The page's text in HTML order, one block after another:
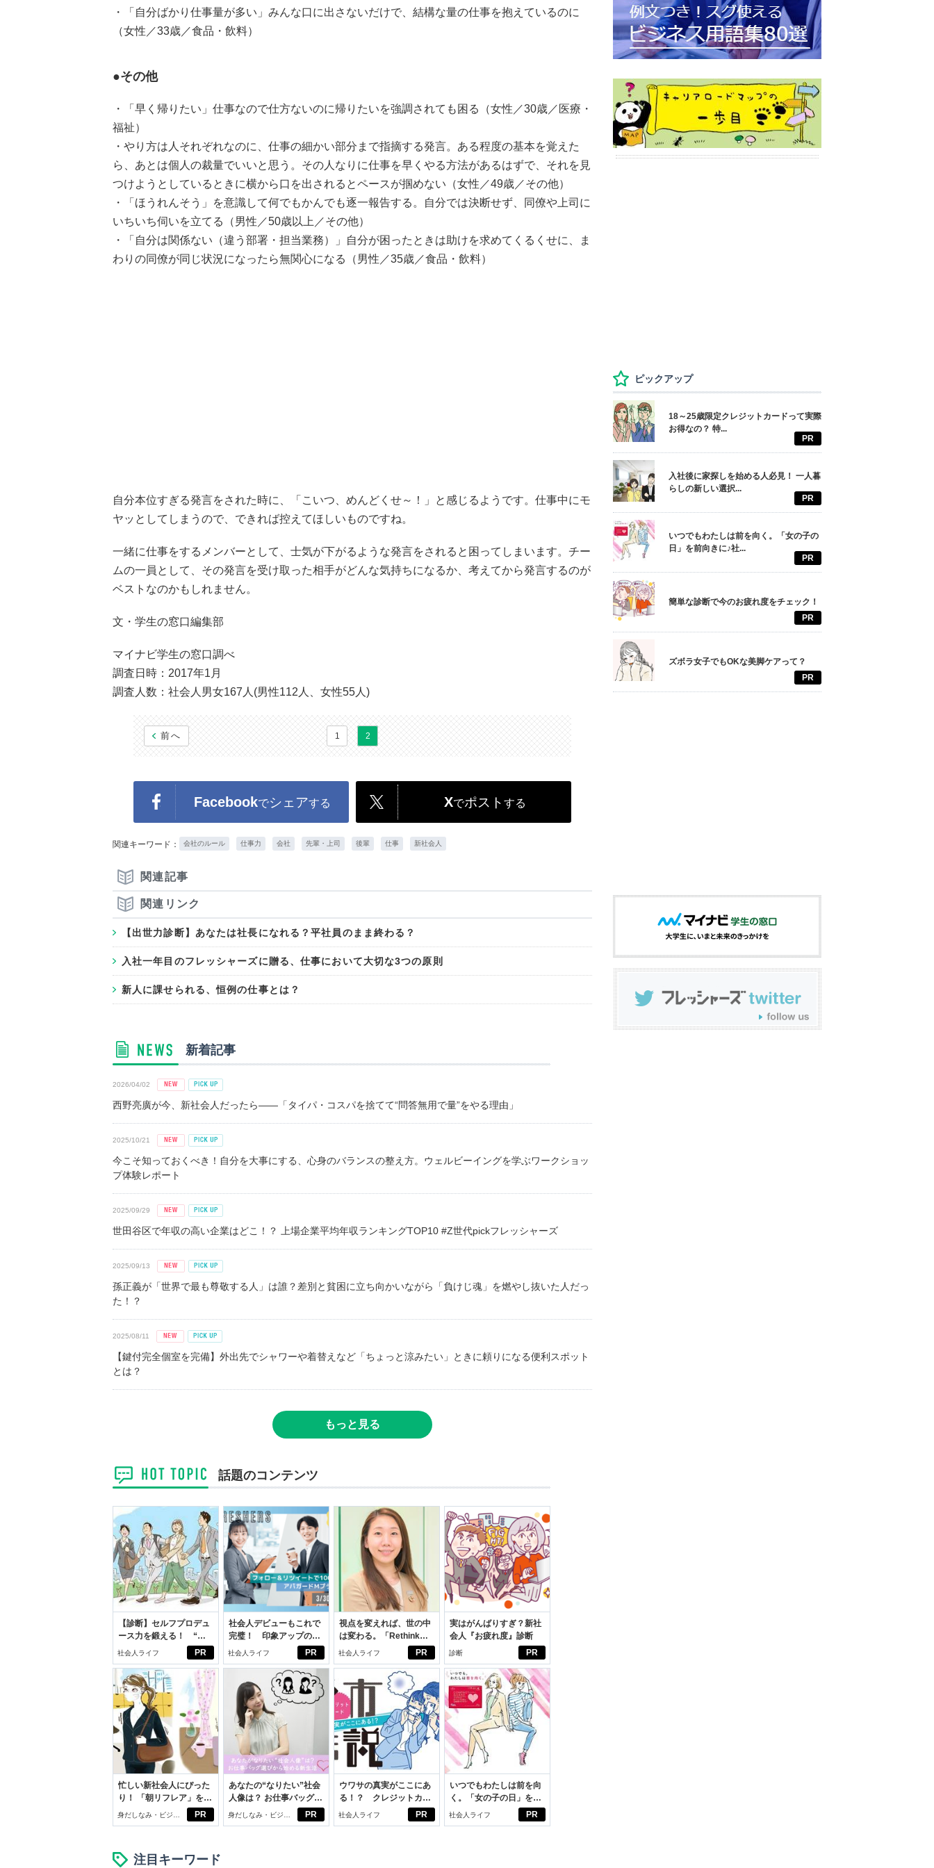
・「自分ばかり仕事量が多い」みんな口に出さないだけで、結構な量の仕事を抱えているのに
（女性／33歳／食品・飲料）
●その他
・「早く帰りたい」仕事なので仕方ないのに帰りたいを強調されても困る（女性／30歳／医療・
福祉）
・やり方は人それぞれなのに、仕事の細かい部分まで指摘する発言。ある程度の基本を覚えた
ら、あとは個人の裁量でいいと思う。その人なりに仕事を早くやる方法があるはずで、それを見
つけようとしているときに横から口を出されるとペースが掴めない（女性／49歳／その他）
・「ほうれんそう」を意識して何でもかんでも逐一報告する。自分では決断せず、同僚や上司に
いちいち伺いを立てる（男性／50歳以上／その他）
・「自分は関係ない（違う部署・担当業務）」自分が困ったときは助けを求めてくるくせに、ま
わりの同僚が同じ状況になったら無関心になる（男性／35歳／食品・飲料）
自分本位すぎる発言をされた時に、「こいつ、めんどくせ～！」と感じるようです。仕事中にモ
ヤッとしてしまうので、できれば控えてほしいものですね。
一緒に仕事をするメンバーとして、士気が下がるような発言をされると困ってしまいます。チー
ムの一員として、その発言を受け取った相手がどんな気持ちになるか、考えてから発言するのが
ベストなのかもしれません。
文・学生の窓口編集部
マイナビ学生の窓口調べ
調査日時：2017年1月
調査人数：社会人男女167人(男性112人、女性55人)
前へ 1 2
Facebookでシェアする Xでポスト する
関連キーワード： 会社のルール 仕事力 会社 先輩・上司 後輩 仕事 新社会人
関連記事
関連リンク
【出世力診断】あなたは社長になれる？平社員のまま終わる？
入社一年目のフレッシャーズに贈る、仕事において大切な3つの原則
新人に課せられる、恒例の仕事とは？
新着記事
2026/04/02
西野亮廣が今、新社会人だったら――「タイパ・コスパを捨てて“問答無用で量”をやる理由」
2025/10/21
今こそ知っておくべき！自分を大事にする、心身のバランスの整え方。ウェルビーイングを学ぶワークショッ
プ体験レポート
2025/09/29
世田谷区で年収の高い企業はどこ！？ 上場企業平均年収ランキングTOP10 #Z世代pickフレッシャーズ
2025/09/13
孫正義が「世界で最も尊敬する人」は誰？差別と貧困に立ち向かいながら「負けじ魂」を燃やし抜いた人だっ
た！？
2025/08/11
【鍵付完全個室を完備】外出先でシャワーや着替えなど「ちょっと涼みたい」ときに頼りになる便利スポット
とは？
もっと見る
話題のコンテンツ
PR
【診断】セルフプロデュ
ース力を鍛える！ “ジ
ブン観”診断
社会人ライフ PR
社会人デビューもこれで
完璧！ 印象アップのセ
ルフプロデュース術
社会人ライフ PR
視点を変えれば、世の中
は変わる。「Rethink
PROJECT」がつたえた
社会人ライフ PR
実はがんばりすぎ？新社
会人『お疲れ度』診断
診断
PR
忙しい新社会人にぴった
り！ 「朝リフレア」をは
じめよう。しっかりニオ
イケアして24時間快適。
身だしなみ・ビジネ
スアイテム
PR
あなたの“なりたい”社会
人像は？ お仕事バッグ選
びから始める新生活
身だしなみ・ビジネ
スアイテム
PR
ウワサの真実がここにあ
る！？ クレジットカー
ドの都市伝説
社会人ライフ PR
いつでもわたしは前を向
く。「女の子の日」を前
向きに♪社会人エリ・大
社会人ライフ
注目キーワード
ピックアップ
18～25歳限定クレジットカードって実際
お得なの？ 特...
PR
入社後に家探しを始める人必見！ 一人暮
らしの新しい選択...
PR
いつでもわたしは前を向く。「女の子の
日」を前向きに♪社...
PR
簡単な診断で今のお疲れ度をチェック！
PR
ズボラ女子でもOKな美脚ケアって？
PR